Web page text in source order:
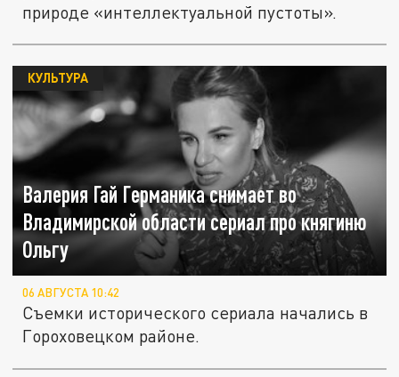
природе «интеллектуальной пустоты».
Валерия Гай Германика снимает во
Владимирской области сериал про княгиню
Ольгу
КУЛЬТУРА
06 АВГУСТА 10:42
Съемки исторического сериала начались в
Гороховецком районе.